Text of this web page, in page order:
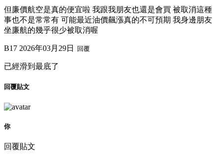
但廉價航空是真的便宜啦 我跟我朋友也還是會買 被取消這種
事也不是常常有 可能最近油價飆漲真的不可預期 我身邊朋友
坐廉航的幾乎很少被取消喔
B17 2026年03月29日 回覆
已經滑到最底了
回覆貼文
你
回覆貼文